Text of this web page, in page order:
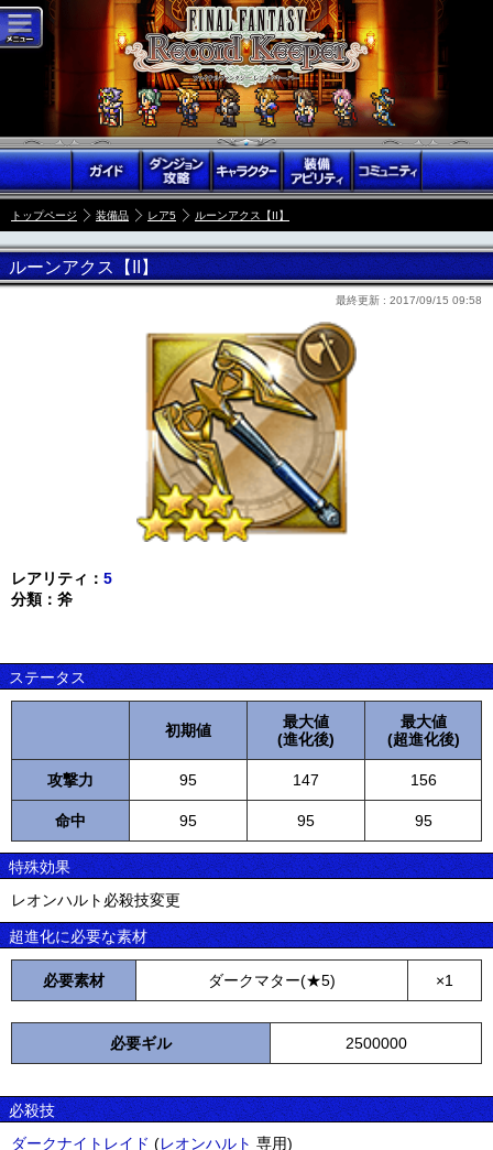
トップページ 装備品 レア5 ルーンアクス【II】
ルーンアクス【II】
最終更新 : 2017/09/15 09:58
レアリティ： 5
分類：斧
ステータス
初期値
最大値
(進化後)
最大値
(超進化後)
攻撃力 95 147 156
命中 95 95 95
特殊効果
レオンハルト必殺技変更
超進化に必要な素材
必要素材 ダークマター(★5) ×1
必要ギル 2500000
必殺技
ダークナイトレイド (レオンハルト 専用)